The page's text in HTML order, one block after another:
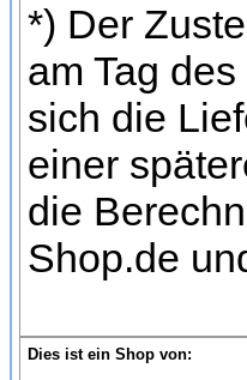
*) Der
am Tag
sich die
einer
die
Shop.de
Dies ist ein Shop von: